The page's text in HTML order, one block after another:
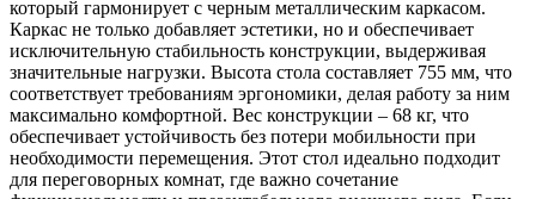
который гармонирует с черным металлическим каркасом.
Каркас не только добавляет эстетики, но и обеспечивает
исключительную стабильность конструкции, выдерживая
значительные нагрузки. Высота стола составляет 755 мм, что
соответствует требованиям эргономики, делая работу за ним
максимально комфортной. Вес конструкции – 68 кг, что
обеспечивает устойчивость без потери мобильности при
необходимости перемещения. Этот стол идеально подходит
для переговорных комнат, где важно сочетание